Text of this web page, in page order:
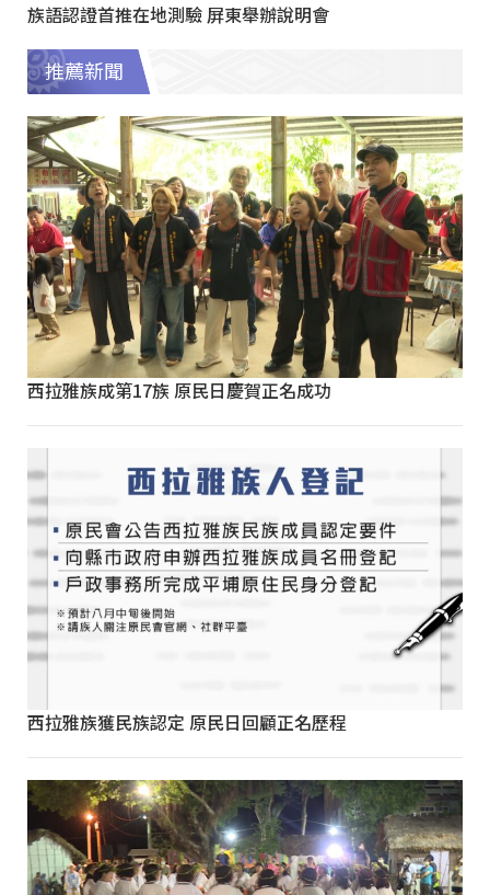
族語認證首推在地測驗 屏東舉辦說明會
推薦新聞
西拉雅族成第17族 原民日慶賀正名成功
西拉雅族獲民族認定 原民日回顧正名歷程